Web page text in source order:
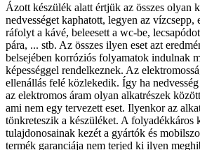
Ázott készülék alatt értjük az összes olyan
nedvességet kaphatott, legyen az vízcsepp,
ráfolyt a kávé, beleesett a wc-be,
pára, ... stb. Az összes ilyen eset azt
belsejében korróziós folyamatok indulnak
képességgel rendelkeznek. Az
ellenállás felé közlekedik. Így ha
az elektromos áram olyan alkatrészek
ami nem egy tervezett eset. Ilyenkor az
tönkreteszik a készüléket. A folyadékkáros
tulajdonosainak kezét a gyártók és
termék garanciája nem terjed ki ilyen